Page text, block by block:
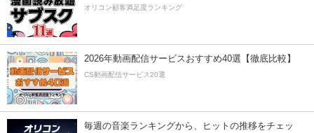
オリコン顧客満足度ランキング
2026年動画配信サービスおすすめ40選【徹底比較】
CS動画配信サービス20選
毎週の音楽ランキングから、ヒットの推移をチェッ